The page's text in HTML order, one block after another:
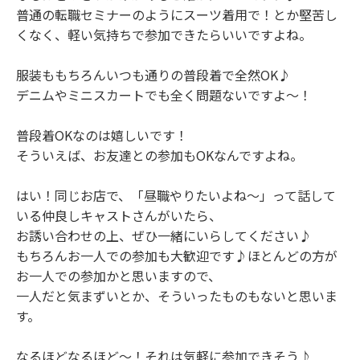
普通の転職セミナーのようにスーツ着用で！とか堅苦し
くなく、軽い気持ちで参加できたらいいですよね。
服装ももちろんいつも通りの普段着で全然OK♪
デニムやミニスカートでも全く問題ないですよ〜！
普段着OKなのは嬉しいです！
そういえば、お友達との参加もOKなんですよね。
はい！同じお店で、「昼職やりたいよね〜」って話して
いる仲良しキャストさんがいたら、
お誘い合わせの上、ぜひ一緒にいらしてください♪
もちろんお一人での参加も大歓迎です♪ほとんどの方が
お一人での参加かと思いますので、
一人だと気まずいとか、そういったものもないと思いま
す。
なるほどなるほど〜！それは気軽に参加できそう♪